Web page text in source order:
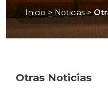
Inicio > Noticias >
Otras Noticias